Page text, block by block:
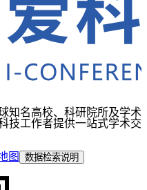
知名高校、科研院所及学术
技工作者提供一站式学术交
图 数据检索说明